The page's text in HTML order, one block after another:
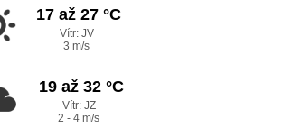
17 až 27 °C
Vítr: JV
3 m/s
19 až 32 °C
Vítr: JZ
2 - 4 m/s